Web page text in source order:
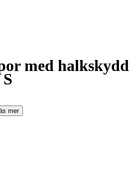
med halkskydd
mer